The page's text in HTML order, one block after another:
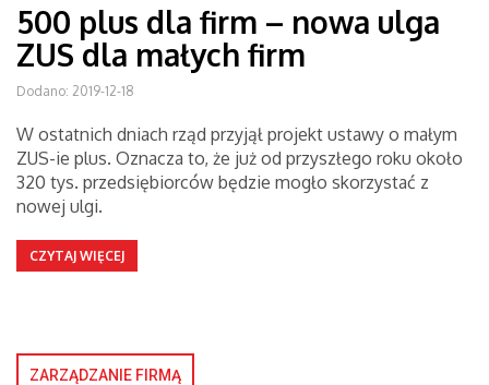
500 plus dla firm – nowa ulga
ZUS dla małych firm
Dodano: 2019-12-18
W ostatnich dniach rząd przyjął projekt ustawy o małym
ZUS-ie plus. Oznacza to, że już od przyszłego roku około
320 tys. przedsiębiorców będzie mogło skorzystać z
nowej ulgi.
CZYTAJ WIĘCEJ
ZARZĄDZANIE FIRMĄ